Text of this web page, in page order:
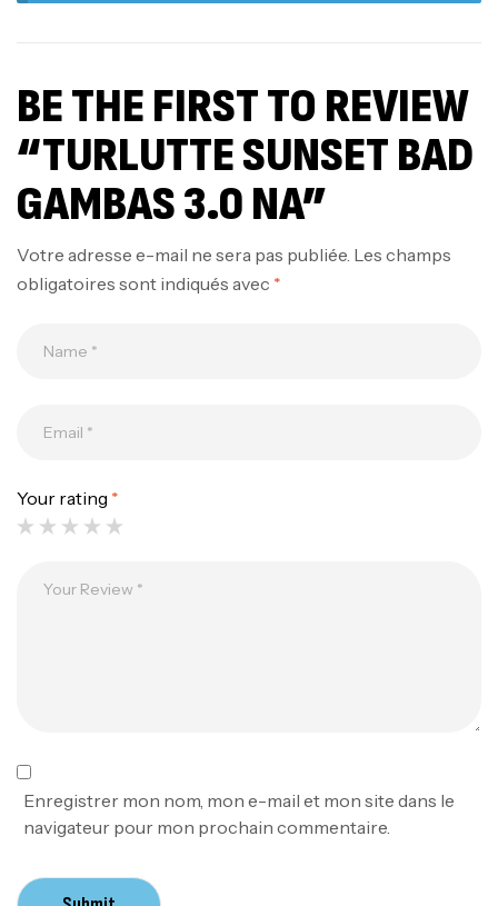
BE THE FIRST TO REVIEW
“TURLUTTE SUNSET BAD
GAMBAS 3.0 NA”
Votre adresse e-mail ne sera pas publiée. Les champs
obligatoires sont indiqués avec *
Your rating *
Enregistrer mon nom, mon e-mail et mon site dans le
navigateur pour mon prochain commentaire.
1.83m 120/250gr 30kg
Bagagerie
د.ت
د.ت378,000
Volant 3 Branches Inox T26S/35